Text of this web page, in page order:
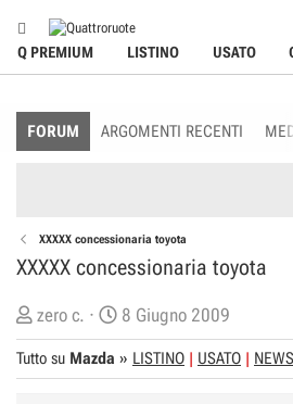
Q PREMIUM LISTINO USATO
FORUM ARGOMENTI RECENTI
XXXXX concessionaria toyota
XXXXX concessionaria toyota
C
r
e
zero c.
D
a
t
8 Giugno 2009
Tutto su Mazda » LISTINO USATO NEWS